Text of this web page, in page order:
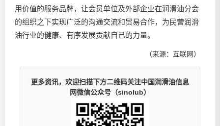
用价值的服务品牌，让会员单位及外部企业在润滑油分会
的组织之下实现广泛的沟通交流和贸易合作，为民营润滑
油行业的健康、有序发展贡献自己的力量。
（来源：互联网）
更多资讯，欢迎扫描下方二维码关注中国润滑油信息
网微信公众号（sinolub）